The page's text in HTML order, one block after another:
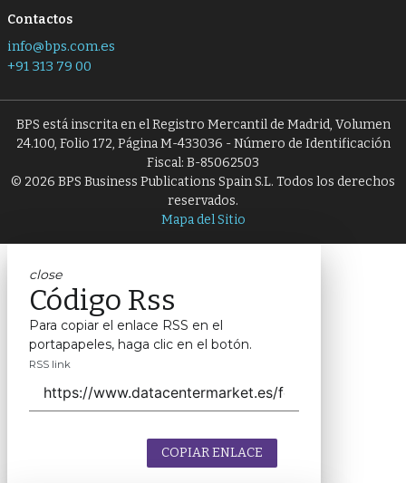
Contactos
info@bps.com.es
+91 313 79 00
BPS está inscrita en el Registro Mercantil de Madrid, Volumen
24.100, Folio 172, Página M-433036 - Número de Identificación
Fiscal: B-85062503
© 2026 BPS Business Publications Spain S.L. Todos los derechos
reservados.
Mapa del Sitio
close
Código Rss
Para copiar el enlace RSS en el
portapapeles, haga clic en el botón.
RSS link
COPIAR ENLACE